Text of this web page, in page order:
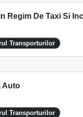
Regim De Taxi Si
Transporturilor
Auto
Transporturilor